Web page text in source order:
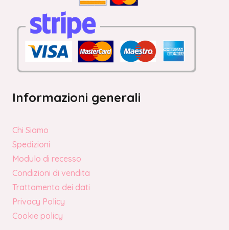
Informazioni generali
Chi Siamo
Spedizioni
Modulo di recesso
Condizioni di vendita
Trattamento dei dati
Privacy Policy
Cookie policy